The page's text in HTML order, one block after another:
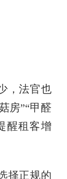
，法官也
房”“甲醛
醒租客增
择正规的